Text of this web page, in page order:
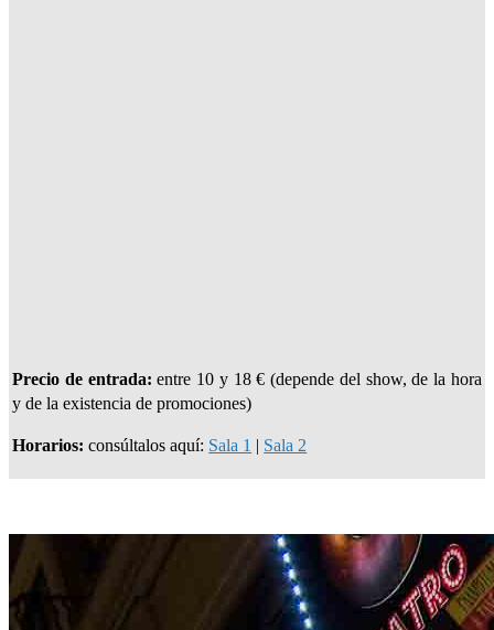
Precio de entrada: entre 10 y 18 € (depende del show, de la hora
y de la existencia de promociones)
Horarios: consúltalos aquí: Sala 1 | Sala 2